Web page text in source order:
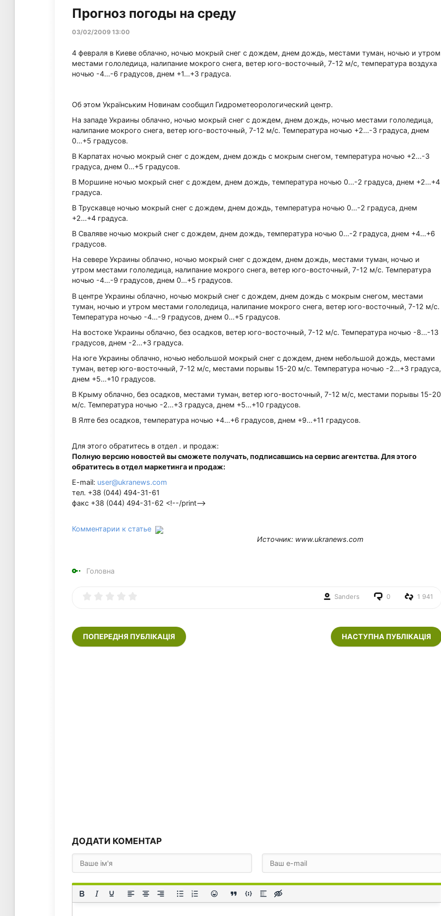
Прогноз погоды на среду
03/02/2009 13:00
4 февраля в Киеве облачно, ночью мокрый снег с дождем, днем дождь, местами туман, ночью и утром
местами гололедица, налипание мокрого снега, ветер юго-восточный, 7-12 м/с, температура воздуха
ночью -4...-6 градусов, днем +1...+3 градуса.
Об этом Українським Новинам сообщил Гидрометеорологический центр.
На западе Украины облачно, ночью мокрый снег с дождем, днем дождь, ночью местами гололедица,
налипание мокрого снега, ветер юго-восточный, 7-12 м/с. Температура ночью +2...-3 градуса, днем
0...+5 градусов.
В Карпатах ночью мокрый снег с дождем, днем дождь с мокрым снегом, температура ночью +2...-3
градуса, днем 0...+5 градусов.
В Моршине ночью мокрый снег с дождем, днем дождь, температура ночью 0...-2 градуса, днем +2...+4
градуса.
В Трускавце ночью мокрый снег с дождем, днем дождь, температура ночью 0...-2 градуса, днем
+2...+4 градуса.
В Сваляве ночью мокрый снег с дождем, днем дождь, температура ночью 0...-2 градуса, днем +4...+6
градусов.
На севере Украины облачно, ночью мокрый снег с дождем, днем дождь, местами туман, ночью и
утром местами гололедица, налипание мокрого снега, ветер юго-восточный, 7-12 м/с. Температура
ночью -4...-9 градусов, днем 0...+5 градусов.
В центре Украины облачно, ночью мокрый снег с дождем, днем дождь с мокрым снегом, местами
туман, ночью и утром местами гололедица, налипание мокрого снега, ветер юго-восточный, 7-12 м/с.
Температура ночью -4...-9 градусов, днем 0...+5 градусов.
На востоке Украины облачно, без осадков, ветер юго-восточный, 7-12 м/с. Температура ночью -8...-13
градусов, днем -2...+3 градуса.
На юге Украины облачно, ночью небольшой мокрый снег с дождем, днем небольшой дождь, местами
туман, ветер юго-восточный, 7-12 м/с, местами порывы 15-20 м/с. Температура ночью -2...+3 градуса,
днем +5...+10 градусов.
В Крыму облачно, без осадков, местами туман, ветер юго-восточный, 7-12 м/с, местами порывы 15-20
м/с. Температура ночью -2...+3 градуса, днем +5...+10 градусов.
В Ялте без осадков, температура ночью +4...+6 градусов, днем +9...+11 градусов.
Для этого обратитесь в отдел . и продаж:
Полную версию новостей вы сможете получать, подписавшись на сервис агентства. Для этого
обратитесь в отдел маркетинга и продаж:
E-mail: user@ukranews.com
тел. +38 (044) 494-31-61
факс +38 (044) 494-31-62 <!--/print-->
Комментарии к статье
Источник: www.ukranews.com
Головна
Sanders 0 1 941
ПОПЕРЕДНЯ ПУБЛІКАЦІЯ НАСТУПНА ПУБЛІКАЦІЯ
ДОДАТИ КОМЕНТАР